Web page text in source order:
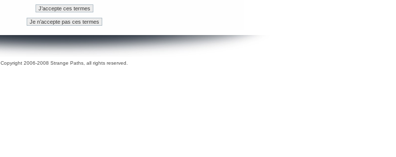
Copyright 2006-2008 Strange Paths, all rights reserved.